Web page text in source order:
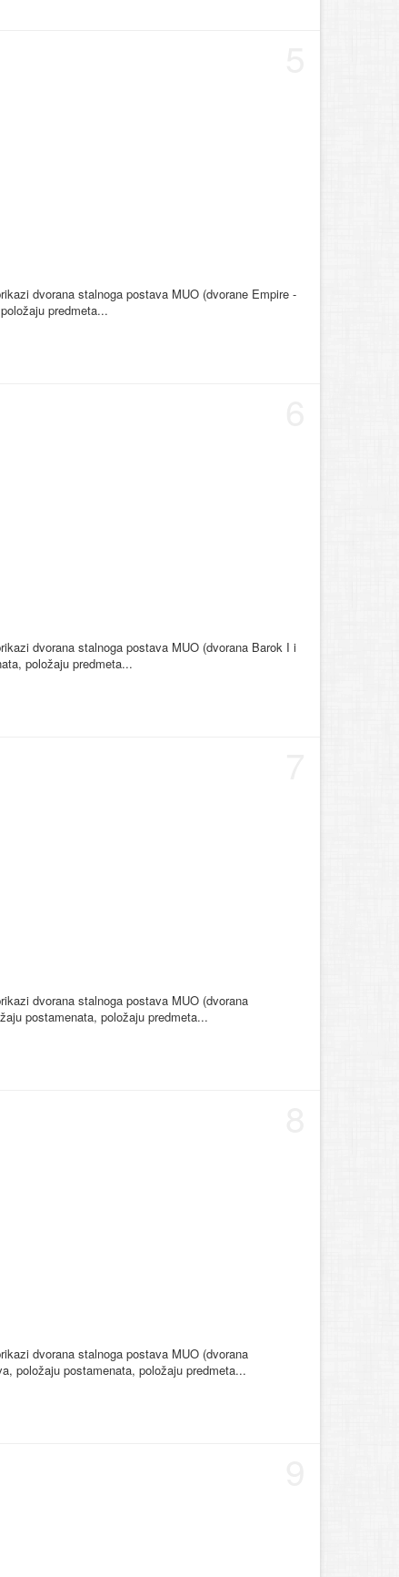
dvorana stalnoga postava MUO (dvorane Empire -
predmeta...
dvorana stalnoga postava MUO (dvorana Barok I i
položaju predmeta...
dvorana stalnoga postava MUO (dvorana
postamenata, položaju predmeta...
dvorana stalnoga postava MUO (dvorana
položaju postamenata, položaju predmeta...